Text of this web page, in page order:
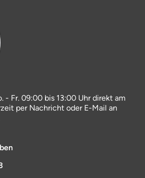
- Fr. 09:00 bis 13:00 Uhr direkt am
per Nachricht oder E-Mail an